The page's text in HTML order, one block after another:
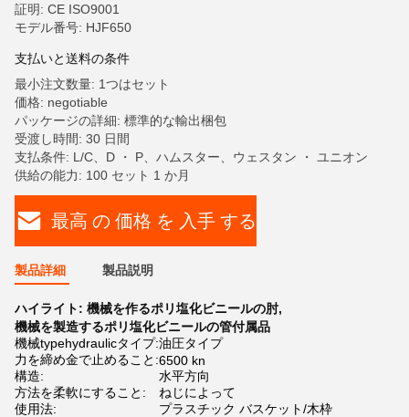
証明: CE ISO9001
モデル番号: HJF650
支払いと送料の条件
最小注文数量: 1つはセット
価格: negotiable
パッケージの詳細: 標準的な輸出梱包
受渡し時間: 30 日間
支払条件: L/C、D ・ P、ハムスター、ウェスタン ・ ユニオン
供給の能力: 100 セット 1 か月
最高 の 価格 を 入手 する
製品詳細 製品説明
ハイライト: 機械を作るポリ塩化ビニールの肘,
機械を製造するポリ塩化ビニールの管付属品
機械typehydraulicタイプ:油圧タイプ
力を締め金で止めること:6500 kn
構造:
水平方向
方法を柔軟にすること:
ねじによって
使用法:
プラスチック バスケット/木枠